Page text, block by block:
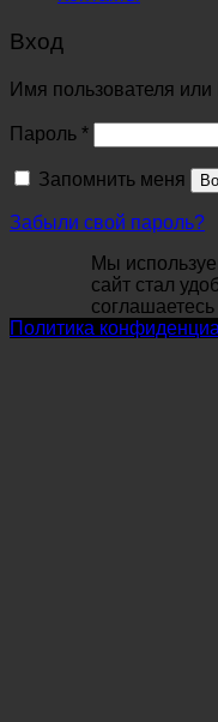
Вход
Имя пользователя или
Пароль *Обязательно
Запомнить меня
Забыли свой пароль?
Мы
сайт стал
соглашаетесь
Политика